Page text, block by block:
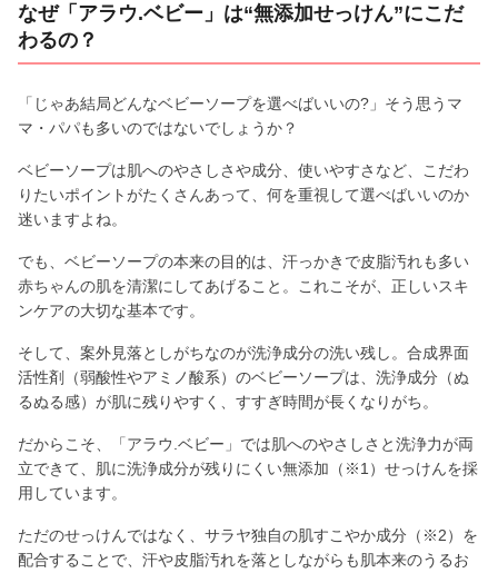
なぜ「アラウ.ベビー」は“無添加せっけん”にこだ
わるの？
「じゃあ結局どんなベビーソープを選べばいいの?」そう思うマ
マ・パパも多いのではないでしょうか？
ベビーソープは肌へのやさしさや成分、使いやすさなど、こだわ
りたいポイントがたくさんあって、何を重視して選べばいいのか
迷いますよね。
でも、ベビーソープの本来の目的は、汗っかきで皮脂汚れも多い
赤ちゃんの肌を清潔にしてあげること。これこそが、正しいスキ
ンケアの大切な基本です。
そして、案外見落としがちなのが洗浄成分の洗い残し。合成界面
活性剤（弱酸性やアミノ酸系）のベビーソープは、洗浄成分（ぬ
るぬる感）が肌に残りやすく、すすぎ時間が長くなりがち。
だからこそ、「アラウ.ベビー」では肌へのやさしさと洗浄力が両
立できて、肌に洗浄成分が残りにくい無添加（※1）せっけんを採
用しています。
ただのせっけんではなく、サラヤ独自の肌すこやか成分（※2）を
配合することで、汗や皮脂汚れを落としながらも肌本来のうるお